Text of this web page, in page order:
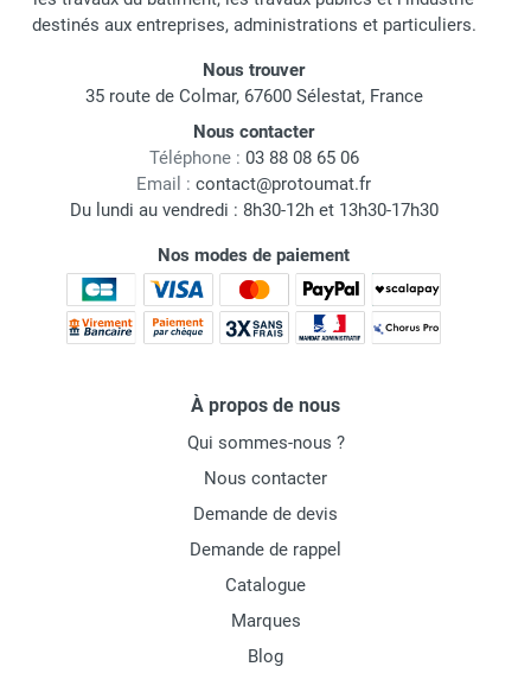
destinés aux entreprises, administrations et particuliers.
Nous trouver
35 route de Colmar, 67600 Sélestat, France
Nous contacter
Téléphone : 03 88 08 65 06
Email : contact@protoumat.fr
Du lundi au vendredi : 8h30-12h et 13h30-17h30
Nos modes de paiement
À propos de nous
Qui sommes-nous ?
Nous contacter
Demande de devis
Demande de rappel
Catalogue
Marques
Blog